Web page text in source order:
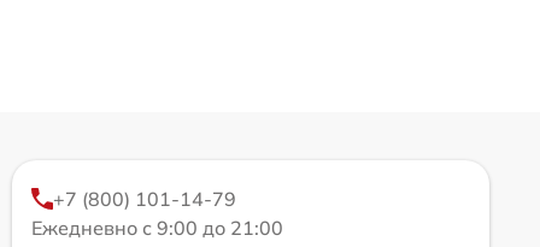
+7 (800) 101-14-79
Ежедневно с 9:00 до 21:00